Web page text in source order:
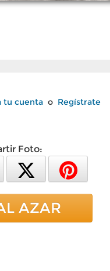
tu cuenta o Regístrate
Foto:
AZAR